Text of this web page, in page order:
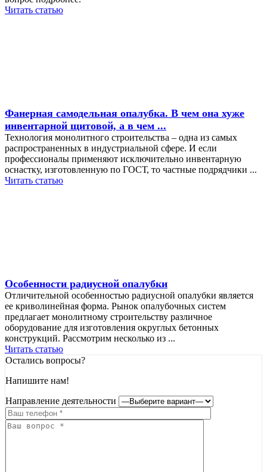
Читать статью
Фанерная самодельная опалубка. В чем она хуже
инвентарной щитовой, а в чем ...
Технология монолитного строительства – одна из самых
распространенных в индустриальной сфере. И если
профессионалы применяют исключительно инвентарную
оснастку, изготовленную по ГОСТ, то частные подрядчики ...
Читать статью
Особенности радиусной опалубки
Отличительной особенностью радиусной опалубки является
ее криволинейная форма. Рынок опалубочных систем
предлагает монолитному строительству различное
оборудование для изготовления округлых бетонных
конструкций. Рассмотрим несколько из ...
Читать статью
Остались вопросы?
Напишите нам!
Направление деятельности